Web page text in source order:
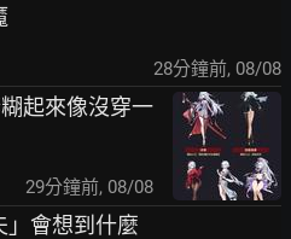
28分鐘前, 08/08
起來像沒穿一
30分鐘前, 08/08
」會想到什麼